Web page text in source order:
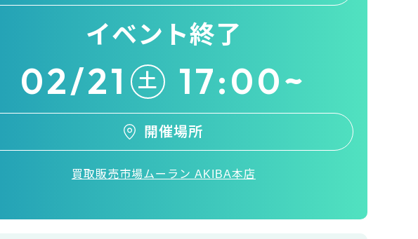
イベント終了
02/21 土 17:00~
開催場所
買取販売市場ムーラン AKIBA本店